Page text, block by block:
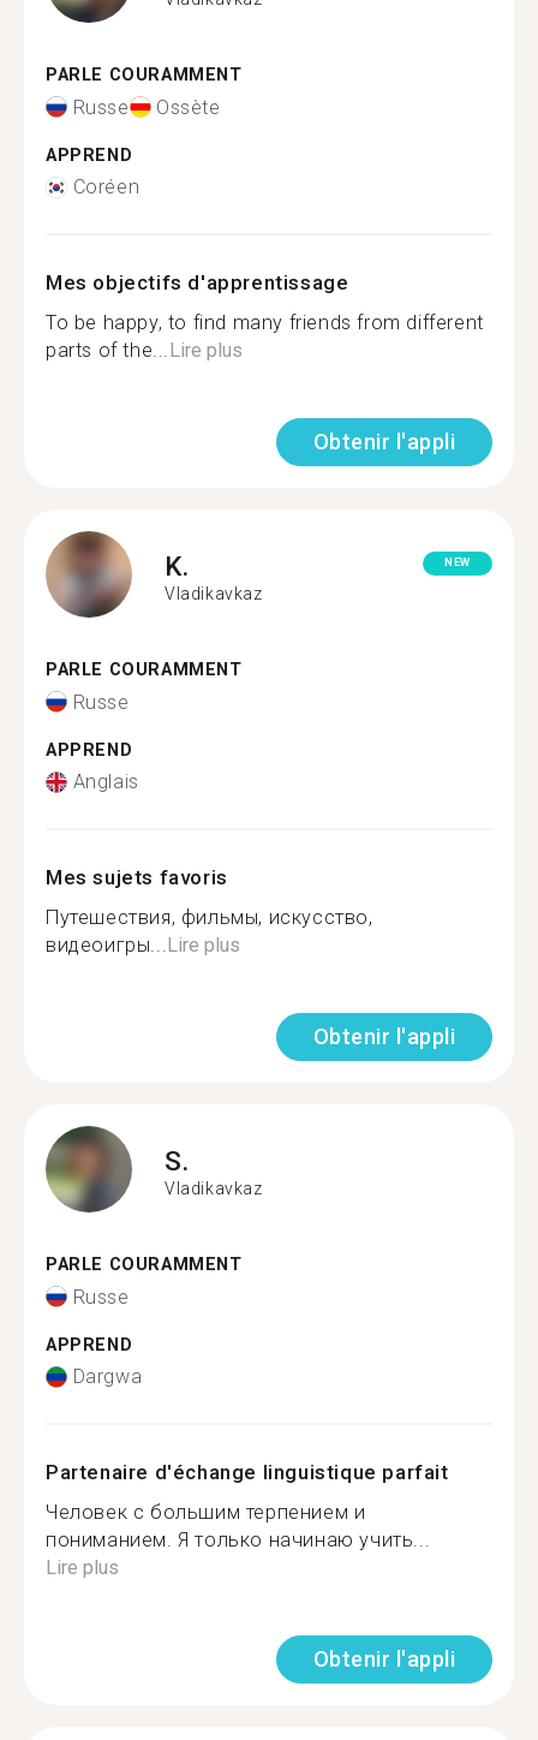
PARLE COURAMMENT
Russe Ossète
APPREND
Coréen
Mes objectifs d'apprentissage
To be happy, to find many friends from different
parts of the...Lire plus
Obtenir l'appli
K.
Vladikavkaz
NEW
PARLE COURAMMENT
Russe
APPREND
Anglais
Mes sujets favoris
Путешествия, фильмы, искусство,
видеоигры...Lire plus
Obtenir l'appli
S.
Vladikavkaz
PARLE COURAMMENT
Russe
APPREND
Dargwa
Partenaire d'échange linguistique parfait
Человек с большим терпением и
пониманием. Я только начинаю учить...
Lire plus
Obtenir l'appli